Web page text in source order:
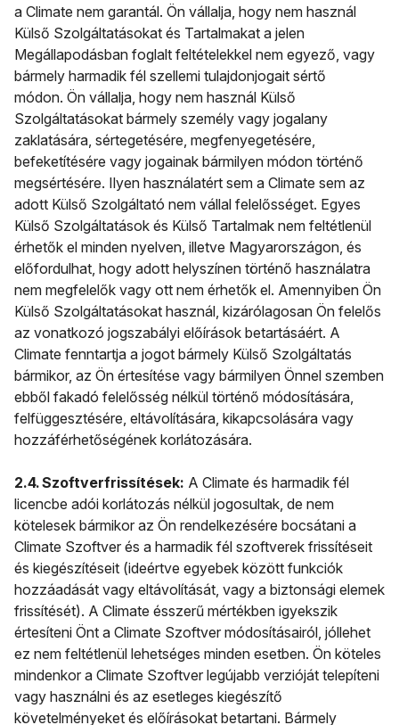
a Climate nem garantál. Ön vállalja, hogy nem használ
Külső Szolgáltatásokat és Tartalmakat a jelen
Megállapodásban foglalt feltételekkel nem egyező, vagy
bármely harmadik fél szellemi tulajdonjogait sértő
módon. Ön vállalja, hogy nem használ Külső
Szolgáltatásokat bármely személy vagy jogalany
zaklatására, sértegetésére, megfenyegetésére,
befeketítésére vagy jogainak bármilyen módon történő
megsértésére. Ilyen használatért sem a Climate sem az
adott Külső Szolgáltató nem vállal felelősséget. Egyes
Külső Szolgáltatások és Külső Tartalmak nem feltétlenül
érhetők el minden nyelven, illetve Magyarországon, és
előfordulhat, hogy adott helyszínen történő használatra
nem megfelelők vagy ott nem érhetők el. Amennyiben Ön
Külső Szolgáltatásokat használ, kizárólagosan Ön felelős
az vonatkozó jogszabályi előírások betartásáért. A
Climate fenntartja a jogot bármely Külső Szolgáltatás
bármikor, az Ön értesítése vagy bármilyen Önnel szemben
ebből fakadó felelősség nélkül történő módosítására,
felfüggesztésére, eltávolítására, kikapcsolására vagy
hozzáférhetőségének korlátozására.
2.4. Szoftverfrissítések: A Climate és harmadik fél
licencbe adói korlátozás nélkül jogosultak, de nem
kötelesek bármikor az Ön rendelkezésére bocsátani a
Climate Szoftver és a harmadik fél szoftverek frissítéseit
és kiegészítéseit (ideértve egyebek között funkciók
hozzáadását vagy eltávolítását, vagy a biztonsági elemek
frissítését). A Climate ésszerű mértékben igyekszik
értesíteni Önt a Climate Szoftver módosításairól, jóllehet
ez nem feltétlenül lehetséges minden esetben. Ön köteles
mindenkor a Climate Szoftver legújabb verzióját telepíteni
vagy használni és az esetleges kiegészítő
követelményeket és előírásokat betartani. Bármely